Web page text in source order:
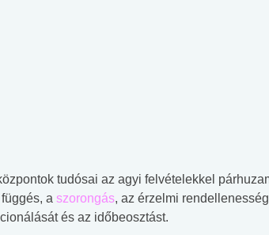
tudósai az agyi felvételekkel
a szorongás, az érzelmi rendellenesség
és az időbeosztást.